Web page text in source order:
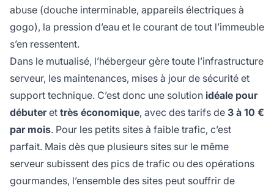
abuse (douche interminable, appareils électriques à
gogo), la pression d’eau et le courant de tout l’immeuble
s’en ressentent.
Dans le mutualisé, l’hébergeur gère toute l’infrastructure
serveur, les maintenances, mises à jour de sécurité et
support technique. C’est donc une solution idéale pour
débuteret très économique, avec des tarifs de 3 à 10 €
par mois. Pour les petits sites à faible trafic, c’est
parfait. Mais dès que plusieurs sites sur le même
serveur subissent des pics de trafic ou des opérations
gourmandes, l’ensemble des sites peut souffrir de